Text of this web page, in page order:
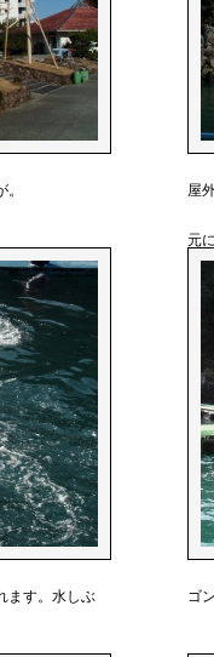
屋
元
ます。水しぶ ゴ